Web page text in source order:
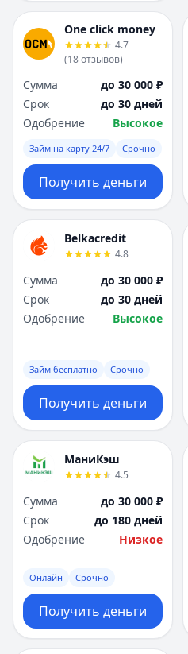
One click money
4.7
(18отзывов)
Сумма
до 30 000 ₽
Срок
до 30 дней
Одобрение
Высокое
Займ на карту 24/7 Срочно
Получить деньги
Belkacredit
4.8
Сумма
до 30 000 ₽
Срок
до 30 дней
Одобрение
Высокое
Займ бесплатно Срочно
Получить деньги
МаниКэш
4.5
Сумма
до 30 000 ₽
Срок
до 180 дней
Одобрение
Низкое
Онлайн Срочно
Получить деньги